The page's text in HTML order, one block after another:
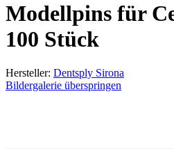
Modellpins für
100 Stück
Hersteller: Dentsply Sirona
Bildergalerie überspringen